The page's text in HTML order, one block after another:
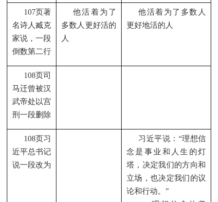
107页著
名诗人臧克
家说，一段
倒数第二行
他活着为了
多数人更好活的
人
他活着为了多数人
更好地活的人
108页司
马迁曾被汉
武帝处以宫
刑一段删除
108页习
近平总书记
说一段改为
习近平说：“理想信
念是事业和人生的灯
塔，决定我们的方向和
立场，也决定我们的议
论和行动。”